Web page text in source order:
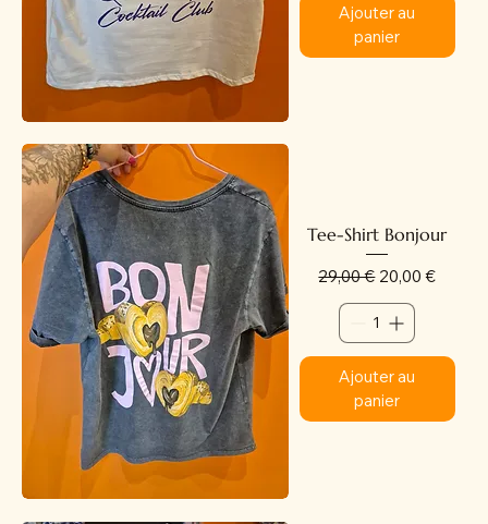
Ajouter au
panier
Tee-Shirt Bonjour
Prix original
29,00 € Prix
20,00 €
Ajouter au
panier